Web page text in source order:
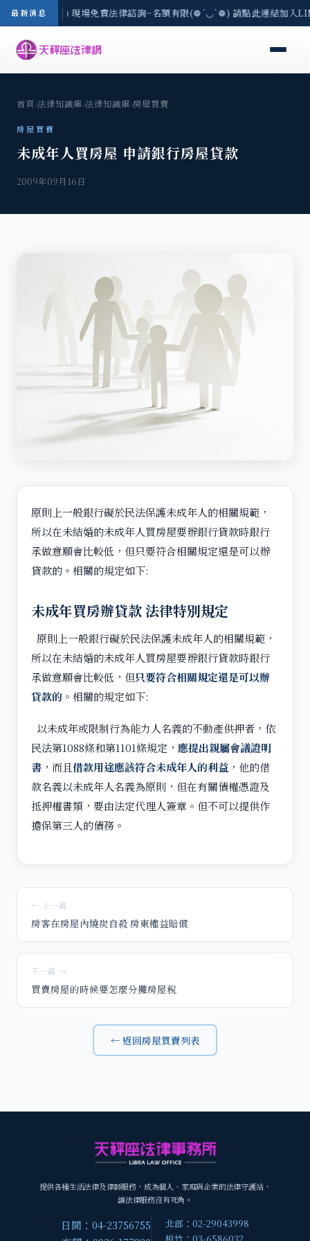
最新消息
中地區-8/3(一) 現場免費法律諮詢~名額有限(❁´◡`❁) 請點此連結加入
首頁›法律知識庫›法律知識庫›房屋買賣
房屋買賣
未成年人買房屋 申請銀行房屋貸款
2009年09月16日
原則上一般銀行礙於民法保護未成年人的相關規範，
所以在未結婚的未成年人買房屋要辦銀行貸款時銀行
承做意願會比較低，但只要符合相關規定還是可以辦
貸款的。相關的規定如下:
未成年買房辦貸款 法律特別規定
原則上一般銀行礙於民法保護未成年人的相關規範，
所以在未結婚的未成年人買房屋要辦銀行貸款時銀行
承做意願會比較低，但只要符合相關規定還是可以辦
貸款的 。相關的規定如下:
以未成年或限制行為能力人名義的不動產供押者，依
民法第1088條和第1101條規定， 應提出親屬會議證明
書 ，而且借款用途應該符合未成年人的利益 ，他的借
款名義以未成年人名義為原則，但在有關債權憑證及
抵押權書類，要由法定代理人簽章。但不可以提供作
擔保第三人的債務。
← 上一篇
房客在房屋內燒炭自殺 房東權益賠償
下一篇 →
買賣房屋的時候要怎麼分攤房屋稅
← 返回房屋買賣列表
提供各種生活法律及律師服務，成為個人、家庭與企業的法律守護站，
讓法律服務沒有死角。
日間：04-23756755
北部：02-29043998